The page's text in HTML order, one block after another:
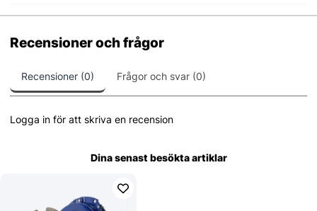
Recensioner och frågor
Recensioner (0) Frågor och svar (0)
Logga in för att skriva en recension
Dina senast besökta artiklar